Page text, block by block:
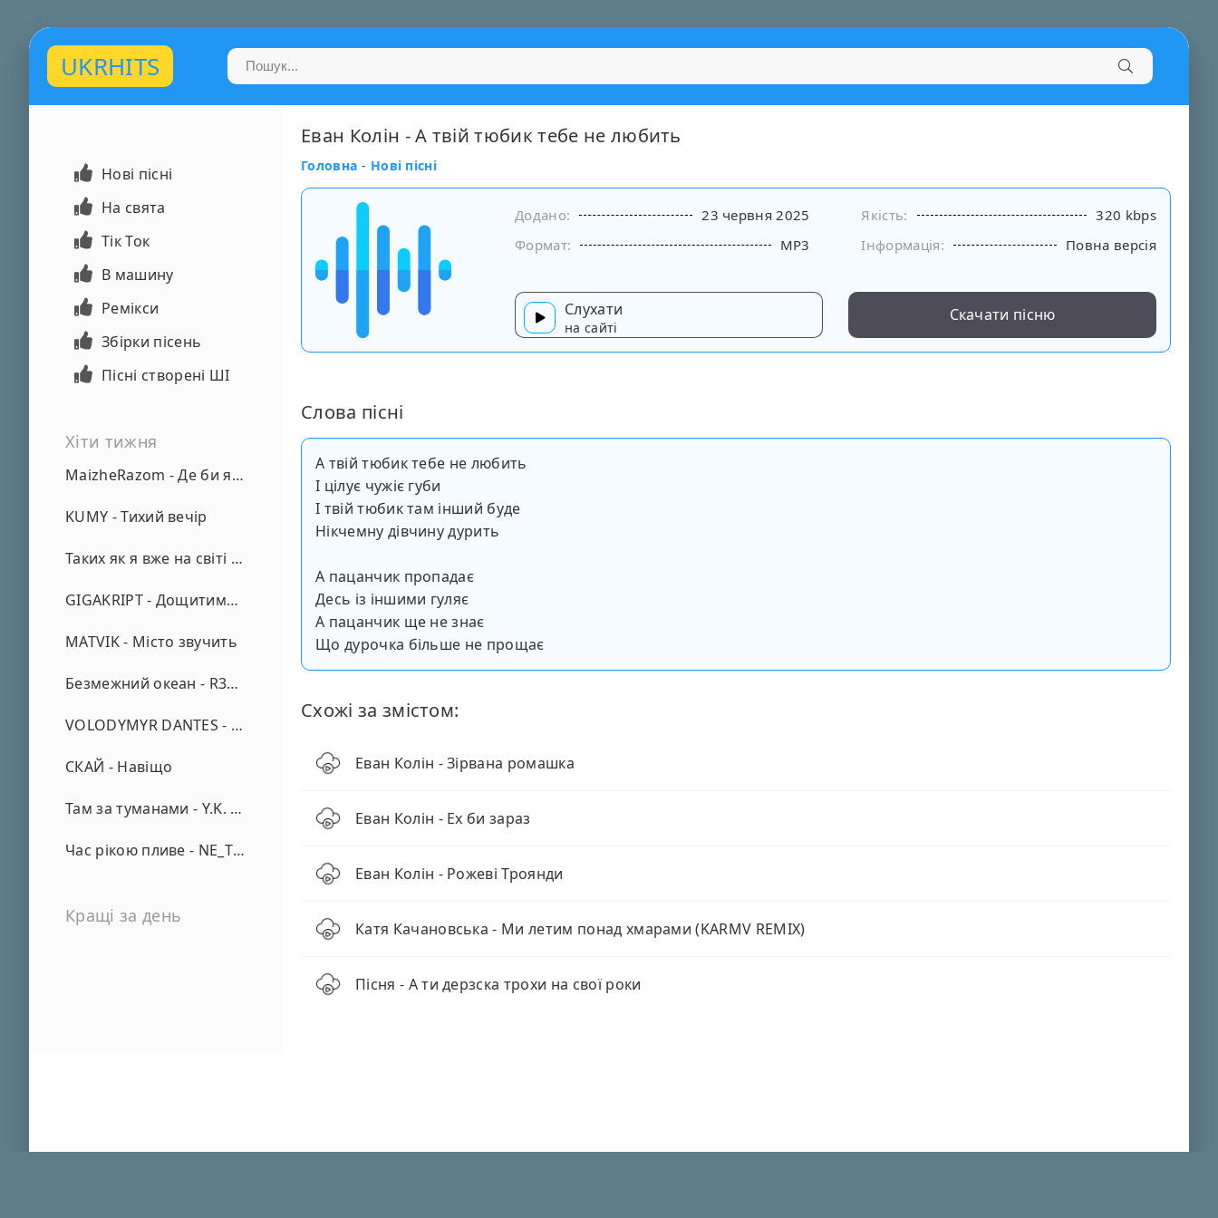
UKRHITS
Нові пісні
На свята
Тік Ток
В машину
Ремікси
Збірки пісень
Пісні створені ШІ
Хіти тижня
MaizheRazom - Де би я не був
KUMY - Тихий вечір
Таких як я вже на світі нема - А. Малярник
GIGAKRIPT - Дощитиме зима
MATVIK - Місто звучить
Безмежний океан - R3phase
VOLODYMYR DANTES - Просто кохаю (REMIX)
СКАЙ - Навіщо
Там за туманами - Y.K. Music
Час рікою пливе - NE_TVOYA_MRIYA
Кращі за день
Еван Колін - А твій тюбик тебе не любить
Головна - Нові пісні
Додано: 23 червня 2025 Якість:
320 kbps
Формат:
MP3 Інформація: Повна версія
Слухати
на сайті
Скачати пісню
Слова пісні
А твій тюбик тебе не любить
І цілує чужіє губи
І твій тюбик там інший буде
Нікчемну дівчину дурить
А пацанчик пропадає
Десь із іншими гуляє
А пацанчик ще не знає
Що дурочка більше не прощає
Схожі за змістом:
Еван Колін - Зірвана ромашка
Еван Колін - Ех би зараз
Еван Колін - Рожеві Троянди
Катя Качановська - Ми летим понад хмарами (KARMV REMIX)
Пісня - А ти дерзска трохи на свої роки